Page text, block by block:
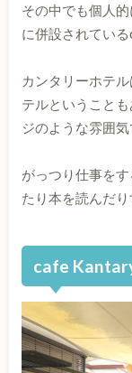
その中でも個人
に併設されてい
カンタリーホテ
テルということ
ジのような雰囲
がっつり仕事を
たり本を読んだり
cafe